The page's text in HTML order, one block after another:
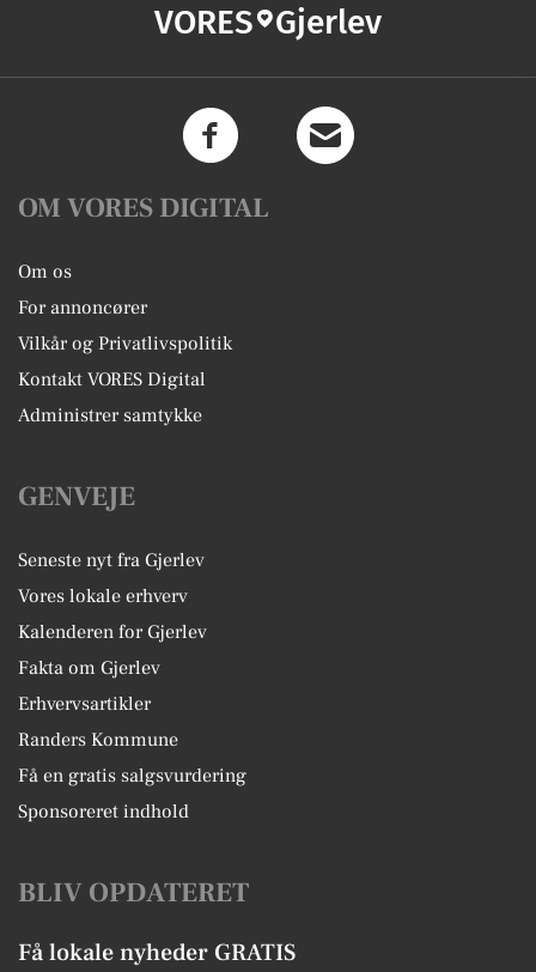
VORES Gjerlev
OM VORES DIGITAL
Om os
For annoncører
Vilkår og Privatlivspolitik
Kontakt VORES Digital
Administrer samtykke
GENVEJE
Seneste nyt fra Gjerlev
Vores lokale erhverv
Kalenderen for Gjerlev
Fakta om Gjerlev
Erhvervsartikler
Randers Kommune
Få en gratis salgsvurdering
Sponsoreret indhold
BLIV OPDATERET
Få lokale nyheder GRATIS